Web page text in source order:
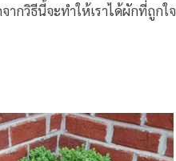
ากวิธีนี้จะทำให้เราได้ผักที่ถูกใจ